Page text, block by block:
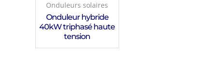
Onduleurs solaires
Onduleur hybride
40kW triphasé haute
tension